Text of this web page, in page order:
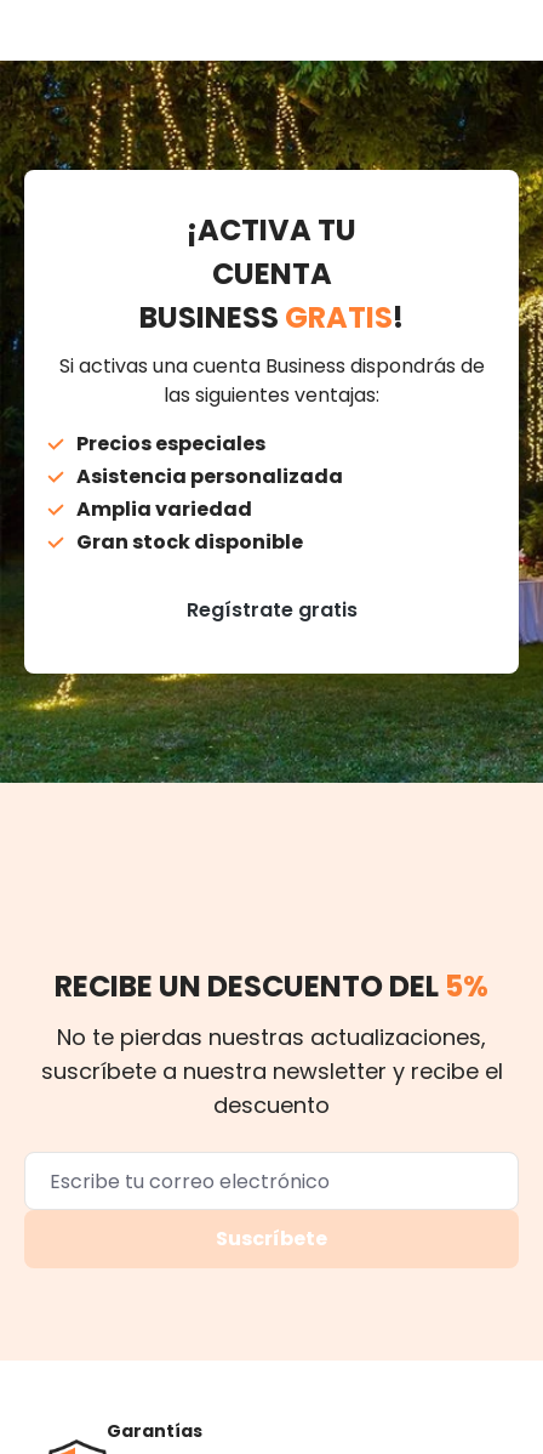
¡ACTIVA TU
CUENTA
BUSINESS GRATIS!
Si activas una cuenta Business dispondrás de
las siguientes ventajas:
Precios especiales
Asistencia personalizada
Amplia variedad
Gran stock disponible
Regístrate gratis
RECIBE UN DESCUENTO DEL 5%
No te pierdas nuestras actualizaciones,
suscríbete a nuestra newsletter y recibe el
descuento
Suscríbete
Garantías